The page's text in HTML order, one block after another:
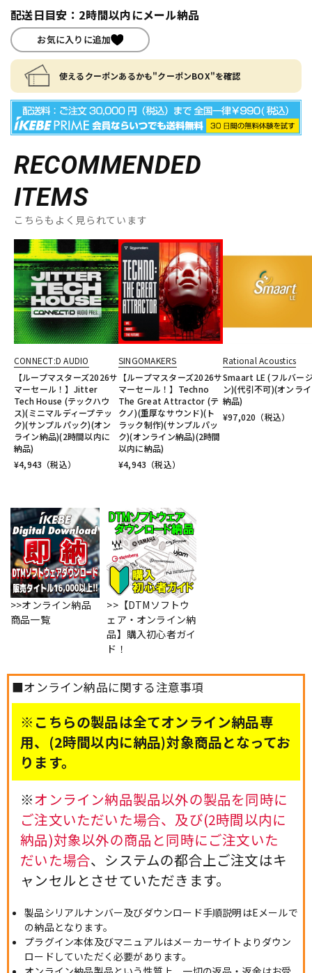
配送日目安：2時間以内にメール納品
お気に入りに追加
使えるクーポンあるかも"クーポンBOX"を確認
RECOMMENDED
ITEMS
こちらもよく見られています
CONNECT:D AUDIO
【ループマスターズ2026サ
マーセール！】Jitter
Tech House (テックハウ
ス)(ミニマルディープテッ
ク)(サンプルパック)(オン
ライン納品)(2時間以内に
納品)
¥4,943 （税込）
SINGOMAKERS
【ループマスターズ2026サ
マーセール！】Techno
The Great Attractor (テ
クノ)(重厚なサウンド)(ト
ラック制作)(サンプルパッ
ク)(オンライン納品)(2時間
以内に納品)
¥4,943 （税込）
Rational Acoustics
Smaart LE (フルバー
ン)(代引不可)(オンラ
納品)
¥97,020 （税込）
>>オンライン納品
商品一覧
>>【DTMソフトウ
ェア・オンライン納
品】購入初心者ガイ
ド！
■オンライン納品に関する注意事項
※こちらの製品は全てオンライン納品専
用、(2時間以内に納品)対象商品となってお
ります。
※オンライン納品製品以外の製品を同時に
ご注文いただいた場合、及び(2時間以内に
納品)対象以外の商品と同時にご注文いた
だいた場合、システムの都合上ご注文はキ
ャンセルとさせていただきます。
製品シリアルナンバー及びダウンロード手順説明はEメールで
の納品となります。
プラグイン本体及びマニュアルはメーカーサイトよりダウン
ロードしていただく必要があります。